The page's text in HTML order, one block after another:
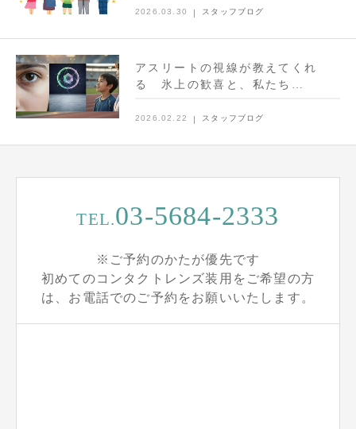
2026.03.30 スタッフブログ
アスリートの視線が教えてくれ
る 氷上の歓喜と、私たち…
2026.02.22 スタッフブログ
TEL.03-5684-2333
※ご予約のかたが優先です
初めてのコンタクトレンズ装用をご希望の方
は、お電話でのご予約をお願いいたします。